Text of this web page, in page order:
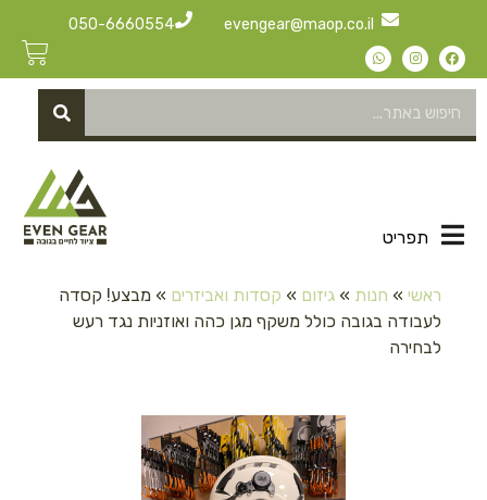
evengear@maop.co.il
050-6660554
תפריט
ראשי » חנות » גיזום » קסדות ואביזרים » מבצע! קסדה
לעבודה בגובה כולל משקף מגן כהה ואוזניות נגד רעש
לבחירה